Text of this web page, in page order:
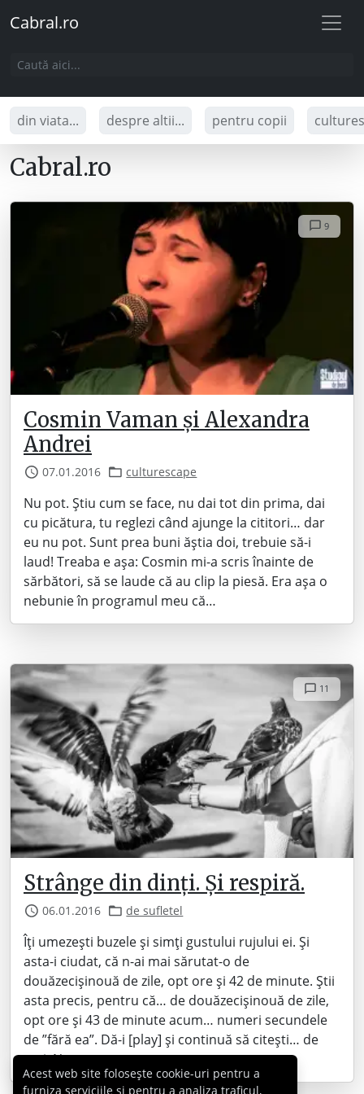
Cabral.ro
din viata... despre altii... pentru copii
Cabral.ro
9
Cosmin Vaman și Alexandra
Andrei
07.01.2016 culturescape
Nu pot. Știu cum se face, nu dai tot din prima, dai
cu picătura, tu reglezi când ajunge la cititori… dar
eu nu pot. Sunt prea buni ăștia doi, trebuie să-i
laud! Treaba e așa: Cosmin mi-a scris înainte de
sărbători, să se laude că au clip la piesă. Era așa o
nebunie în programul meu că…
11
Strânge din dinți. Și respiră.
06.01.2016 de sufletel
Îți umezești buzele și simți gustului rujului ei. Și
asta-i ciudat, că n-ai mai sărutat-o de
douăzecișinouă de zile, opt ore și 42 de minute. Știi
asta precis, pentru că… de douăzecișinouă de zile,
opt ore și 43 de minute acum… numeri secundele
de ”fără ea”. Dă-i [play] și continuă să citești… de
vrei. Nu e…
Acest web site folosește cookie-uri pentru a
furniza serviciile și pentru a analiza traficul,